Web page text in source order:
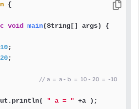
{
void main(String[] args) {
10;
20;
-= b;
// a  =  a - b  =  10 - 20  =  -10
" a = " +a );